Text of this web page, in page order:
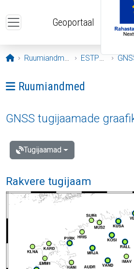
Geoportaal
Avaleht
Ruumiandmed ESTPOS
Ava menüü: Ruumiandmed
Ruumiandmed
GNSS tugijaamade
Tugijaamad
Rakvere tugijaam